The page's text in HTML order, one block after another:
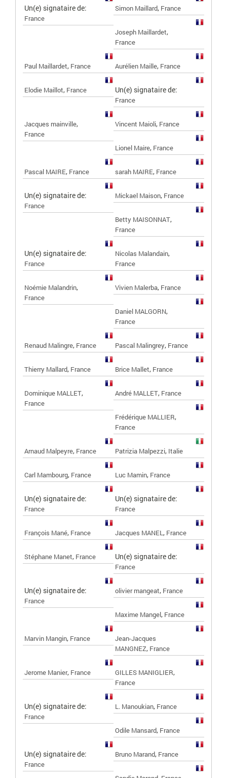
Un(e) signataire de:
France
Simon Maillard, France
Joseph Maillardet,
France
Paul Maillardet, France Aurélien Maille, France
Elodie Maillot, France Un(e) signataire de:
France
Jacques mainville,
France
Vincent Maioli, France
Lionel Maire, France
Pascal MAIRE, France sarah MAIRE, France
Un(e) signataire de:
France
Mickael Maison, France
Betty MAISONNAT,
France
Un(e) signataire de:
France
Nicolas Malandain,
France
Noémie Malandrin,
France
Vivien Malerba, France
Daniel MALGORN,
France
Renaud Malingre, France Pascal Malingrey, France
Thierry Mallard, France Brice Mallet, France
Dominique MALLET,
France
André MALLET, France
Frédérique MALLIER,
France
Arnaud Malpeyre, France Patrizia Malpezzi, Italie
Carl Mambourg, France Luc Mamin, France
Un(e) signataire de:
France
Un(e) signataire de:
France
François Mané, France Jacques MANEL , France
Stéphane Manet, France Un(e) signataire de:
France
Un(e) signataire de:
France
olivier mangeat, France
Maxime Mangel, France
Marvin Mangin, France
Jean-Jacques
MANGNEZ, France
Jerome Manier, France GILLES MANIGLIER,
France
Un(e) signataire de:
France
L. Manoukian, France
Odile Mansard, France
Un(e) signataire de:
France
Bruno Marand, France